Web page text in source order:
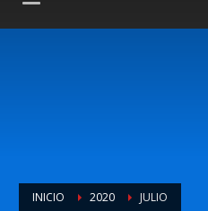
INICIO 2020 JULIO